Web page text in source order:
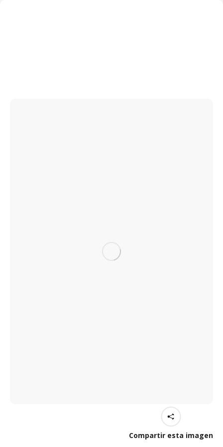
Compartir esta imagen